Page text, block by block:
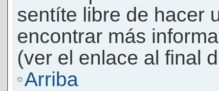
sentíte libre de hacer
encontrar más
(ver el enlace al final
Arriba